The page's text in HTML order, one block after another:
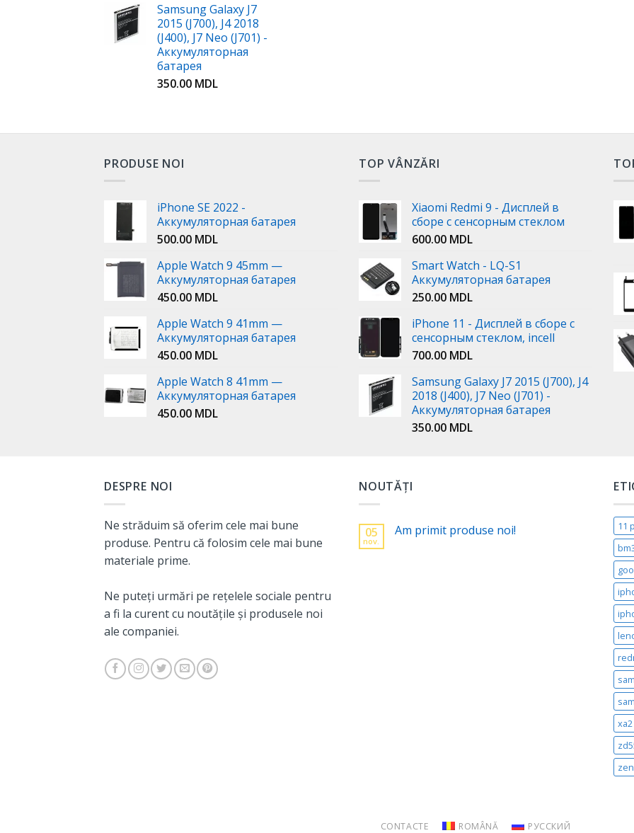
Samsung Galaxy J7
2015 (J700), J4 2018
(J400), J7 Neo (J701) -
Аккумуляторная
батарея
350.00 MDL
PRODUSE NOI
iPhone SE 2022 -
Аккумуляторная батарея
500.00 MDL
Apple Watch 9 45mm —
Аккумуляторная батарея
450.00 MDL
Apple Watch 9 41mm —
Аккумуляторная батарея
450.00 MDL
Apple Watch 8 41mm —
Аккумуляторная батарея
450.00 MDL
TOP VÂNZĂRI
Xiaomi Redmi 9 - Дисплей в
сборе с сенсорным стеклом
600.00 MDL
Smart Watch - LQ-S1
Аккумуляторная батарея
250.00 MDL
iPhone 11 - Дисплей в сборе с
сенсорным стеклом, incell
700.00 MDL
Samsung Galaxy J7 2015 (J700), J4
2018 (J400), J7 Neo (J701) -
Аккумуляторная батарея
350.00 MDL
DESPRE NOI
Ne străduim să oferim cele mai bune
produse. Pentru că folosim cele mai bune
materiale prime.
Ne puteți urmări pe rețelele sociale pentru
a fi la curent cu noutățile și produsele noi
ale companiei.
NOUTĂȚI
05
nov.
Am primit produse noi!
11
CONTACTE ROMÂNĂ РУССКИЙ